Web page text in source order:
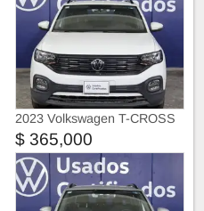
2023 Volkswagen T-CROSS
Trendline
$ 365,000